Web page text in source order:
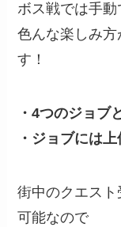
ボス戦では手
色んな楽しみ
す！
・4つのジョブ
・ジョブには
街中のクエス
可能なので